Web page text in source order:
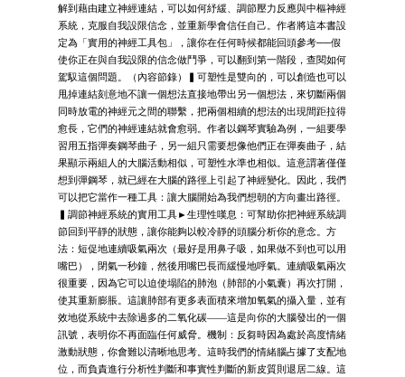
解到藉由建立神經連結，可以如何紓緩、調節壓力反應與中樞神經
系統，克服自我設限信念，並重新學會信任自己。作者將這本書設
定為「實用的神經工具包」，讓你在任何時候都能回頭參考──假
使你正在與自我設限的信念做鬥爭，可以翻到第一階段，查閱如何
駕馭這個問題。（內容節錄）▍可塑性是雙向的，可以創造也可以
甩掉連結刻意地不讓一個想法直接地帶出另一個想法，來切斷兩個
同時放電的神經元之間的聯繫，把兩個相續的想法的出現間距拉得
愈長，它們的神經連結就會愈弱。作者以鋼琴實驗為例，一組要學
習用五指彈奏鋼琴曲子，另一組只需要想像他們正在彈奏曲子，結
果顯示兩組人的大腦活動相似，可塑性水準也相似。這意謂著僅僅
想到彈鋼琴，就已經在大腦的路徑上引起了神經變化。因此，我們
可以把它當作一種工具：讓大腦開始為我們想朝的方向畫出路徑。
▍調節神經系統的實用工具►生理性嘆息：可幫助你把神經系統調
節回到平靜的狀態，讓你能夠以較冷靜的頭腦分析你的意念。方
法：短促地連續吸氣兩次（最好是用鼻子吸，如果做不到也可以用
嘴巴），閉氣一秒鐘，然後用嘴巴長而緩慢地呼氣。連續吸氣兩次
很重要，因為它可以迫使塌陷的肺泡（肺部的小氣囊）再次打開，
使其重新膨脹。這讓肺部有更多表面積來增加氧氣的攝入量，並有
效地從系統中去除過多的二氧化碳——這是向你的大腦發出的一個
訊號，表明你不再面臨任何威脅。機制：反芻時因為處於高度情緒
激動狀態，你會難以清晰地思考。這時我們的情緒腦占據了支配地
位，而負責進行分析性判斷和事實性判斷的新皮質則退居二線。這